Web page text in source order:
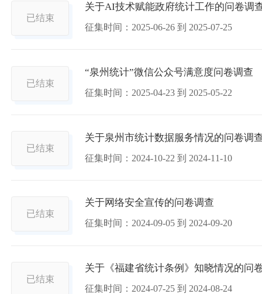
已结束
关于AI技术赋能政府统计工作的问卷调
征集时间： 2025-06-26 到 2025-07-25
已结束
“泉州统计”微信公众号满意度问卷调查
征集时间： 2025-04-23 到 2025-05-22
已结束
关于泉州市统计数据服务情况的问卷调
征集时间： 2024-10-22 到 2024-11-10
已结束
关于网络安全宣传的问卷调查
征集时间： 2024-09-05 到 2024-09-20
已结束
关于《福建省统计条例》知晓情况的问
征集时间： 2024-07-25 到 2024-08-24